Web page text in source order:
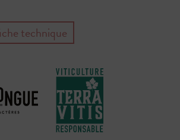
technique